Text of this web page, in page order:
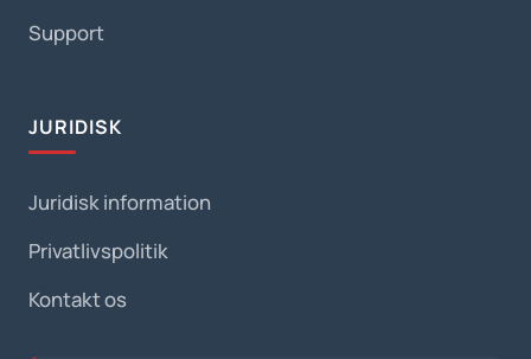
Support
JURIDISK
Juridisk information
Privatlivspolitik
Kontakt os